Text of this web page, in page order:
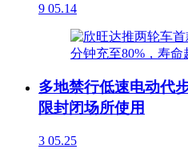
9 05.14
多地禁行低速电动代
限封闭场所使用
3 05.25